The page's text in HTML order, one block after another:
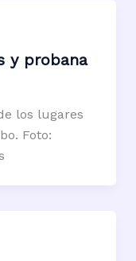
y probana
los lugares
Foto: